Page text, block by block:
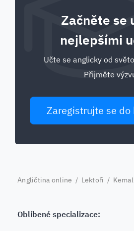
Začněte se
nejlepšími
Učte se anglicky od
Přijměte
Zaregistrujte se do
Angličtina online / Lektoři / Kemal
Oblíbené specializace: